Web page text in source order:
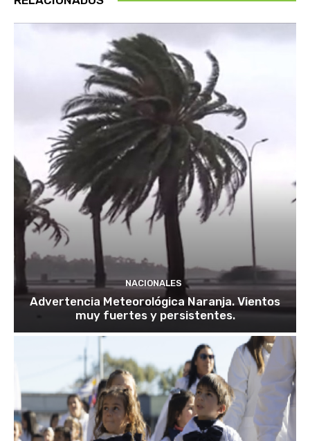
NACIONALES
Advertencia Meteorológica Naranja. Vientos
muy fuertes y persistentes.